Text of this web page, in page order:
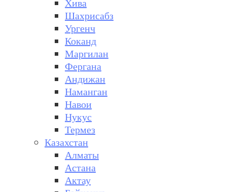
Хива
Шахрисабз
Ургенч
Коканд
Маргилан
Фергана
Андижан
Наманган
Навои
Нукус
Термез
Казахстан
Алматы
Астана
Актау